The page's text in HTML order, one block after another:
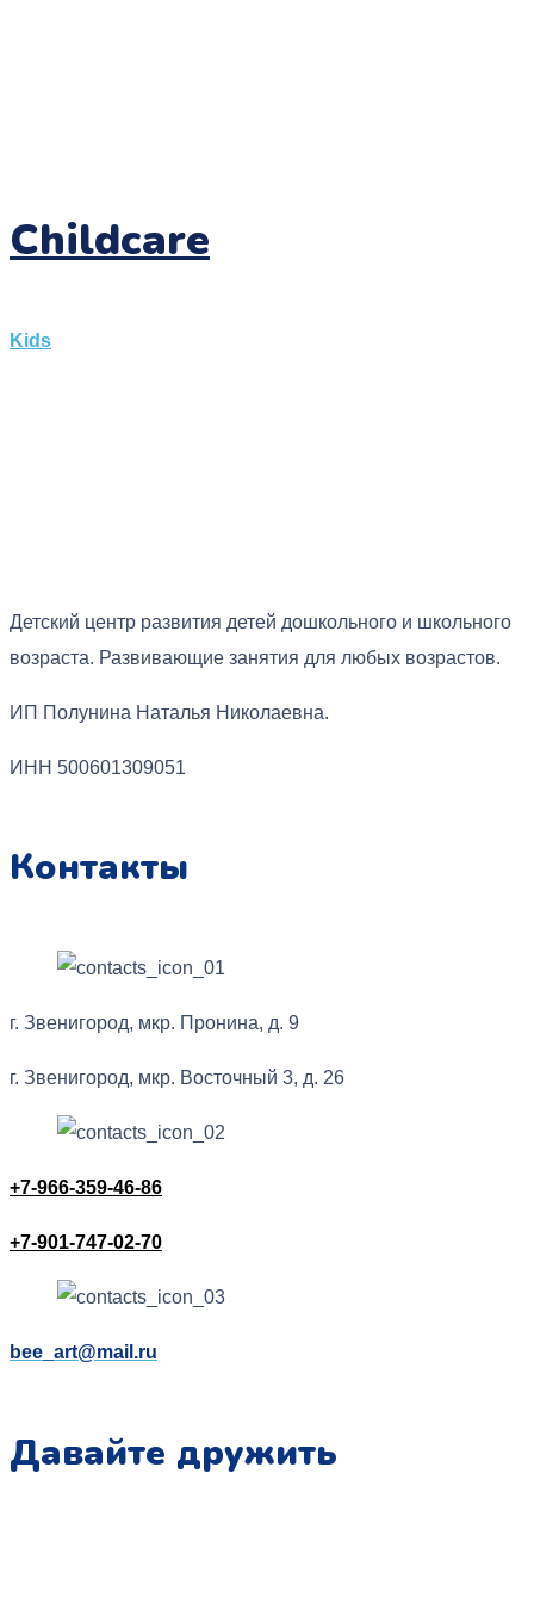
Childcare
Kids
Детский центр развития детей дошкольного и школьного
возраста. Развивающие занятия для любых возрастов.
ИП Полунина Наталья Николаевна.
ИНН 500601309051
Контакты
г. Звенигород, мкр. Пронина, д. 9
г. Звенигород, мкр. Восточный 3, д. 26
+7-966-359-46-86
+7-901-747-02-70
bee_art@mail.ru
Давайте дружить